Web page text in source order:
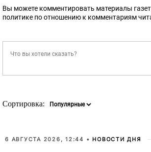
Вы можете комментировать материалы
политике по отношению к комментариям
Сортировка:
6 АВГУСТА 2026, 12:44 • НОВОСТИ ДНЯ